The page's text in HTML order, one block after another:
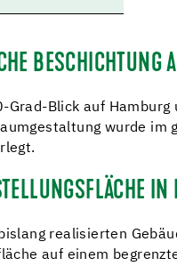
BESCHICHTUNG
Grad-Blick auf
wurde
realisierten
auf einem